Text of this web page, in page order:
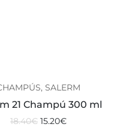
SALERM
21 Champú 300 ml
18.40€ 15.20€